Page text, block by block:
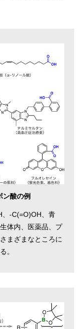
酸の例
、-C(=O)OH、青
体内、医薬品、プ
まざまなところに
。